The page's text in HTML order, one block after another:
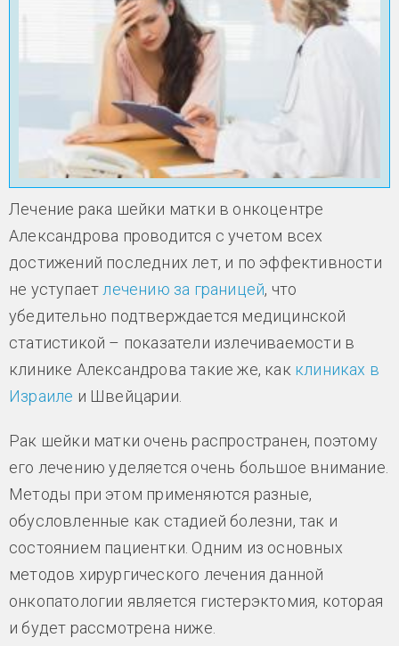
Лечение рака шейки матки в онкоцентре
Александрова проводится с учетом всех
достижений последних лет, и по эффективности
не уступаетлечению за границей, что
убедительно подтверждается медицинской
статистикой – показатели излечиваемости в
клинике Александрова такие же, как клиниках в
Израиле и Швейцарии.
Рак шейки матки очень распространен, поэтому
его лечению уделяется очень большое внимание.
Методы при этом применяются разные,
обусловленные как стадией болезни, так и
состоянием пациентки. Одним из основных
методов хирургического лечения данной
онкопатологии является гистерэктомия, которая
и будет рассмотрена ниже.